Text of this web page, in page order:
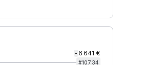
- 6 641 €
#10734